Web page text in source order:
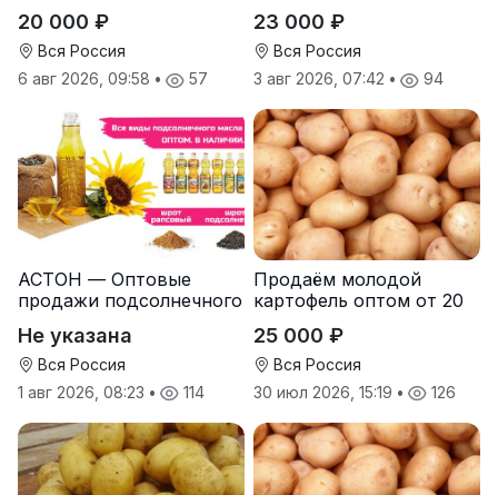
20 000 ₽
Вся Россия
6 авг 2026, 09:58 • 57
23 000 ₽
Вся Россия
3 авг 2026, 07:42 • 94
АСТОН — Оптовые
продажи подсолнечного
Экспорт
Не указана
Вся Россия
1 авг 2026, 08:23 • 114
Продаём молодой
картофель оптом от 20
25 000 ₽
Вся Россия
30 июл 2026, 15:19 • 126